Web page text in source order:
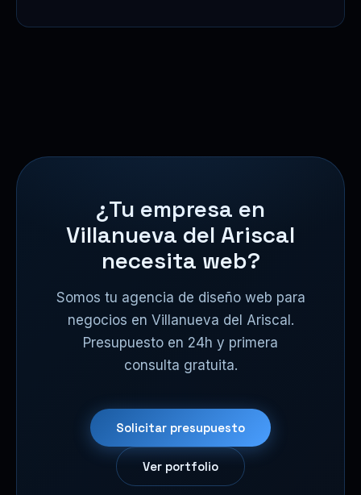
¿Tu empresa en
Villanueva del Ariscal
necesita web?
Somos tu agencia de diseño web para
negocios en Villanueva del Ariscal.
Presupuesto en 24h y primera
consulta gratuita.
Solicitar presupuesto
Ver portfolio